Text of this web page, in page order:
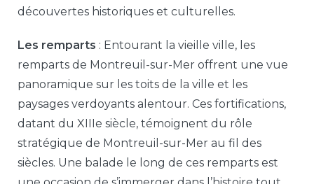
découvertes historiques et culturelles.
Les remparts : Entourant la vieille ville, les
remparts de Montreuil-sur-Mer offrent une vue
panoramique sur les toits de la ville et les
paysages verdoyants alentour. Ces fortifications,
datant du XIIIe siècle, témoignent du rôle
stratégique de Montreuil-sur-Mer au fil des
siècles. Une balade le long de ces remparts est